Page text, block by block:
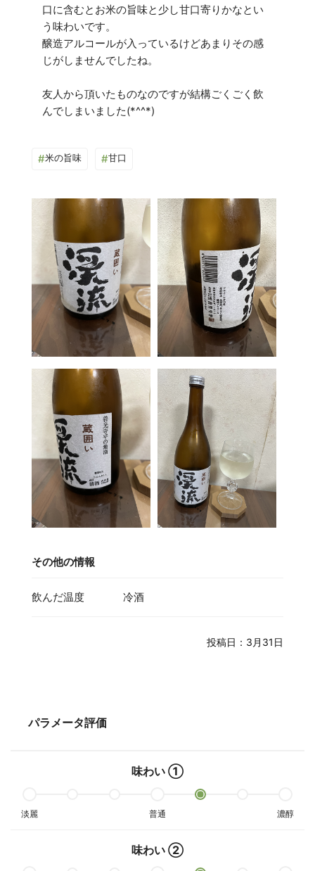
口に含むとお米の旨味と少し甘口寄りかなとい
う味わいです。
醸造アルコールが入っているけどあまりその感
じがしませんでしたね。
友人から頂いたものなのですが結構ごくごく飲
#米の旨味 #甘口
その他の情報
飲んだ温度 冷酒
投稿日：3月31日
パラメータ評価
味わい ①
淡麗 普通 濃醇
味わい ②